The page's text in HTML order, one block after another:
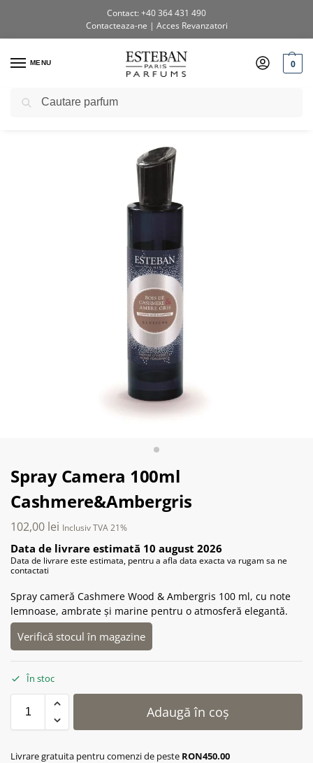
Contact: +40 364 431 490
Contacteaza-ne | Acces Revanzatori
MENU 0
Prima pagină / Shop / Vaporizatoare pentru cameră
Spray Camera 100ml
Cashmere&Ambergris
102,00 lei Inclusiv TVA 21%
Data de livrare estimată 10 august 2026
Data de livrare este estimata, pentru a afla data exacta va rugam sa ne
contactati
Spray cameră Cashmere Wood & Ambergris 100 ml, cu note
lemnoase, ambrate și marine pentru o atmosferă elegantă.
Verifică stocul în magazine
În stoc
Adaugă în coș
Livrare gratuita pentru comenzi de peste RON450.00